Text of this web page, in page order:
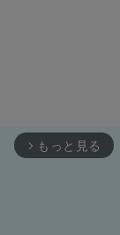
arrow_forward_ios もっと見る